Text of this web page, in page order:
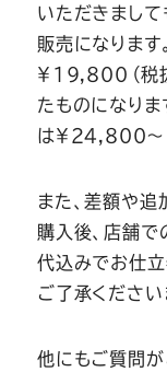
いただきまし
販売になります。
￥19,800（税
たものになりま
は￥24,800～
また、差額や
購入後、店舗で
代込みでお仕立
ご了承ください
他にもご質問が